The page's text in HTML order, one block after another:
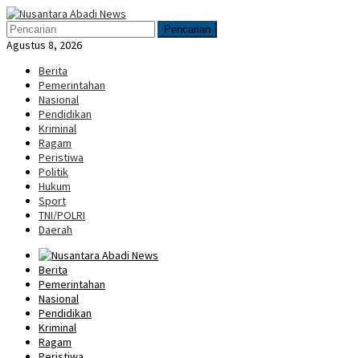
Loncat
ke
konten
Menu
Mobile
Pencarian
Agustus 8, 2026
Berita
Pemerintahan
Nasional
Pendidikan
Kriminal
Ragam
Peristiwa
Politik
Hukum
Sport
TNI/POLRI
Daerah
Berita
Pemerintahan
Nasional
Pendidikan
Kriminal
Ragam